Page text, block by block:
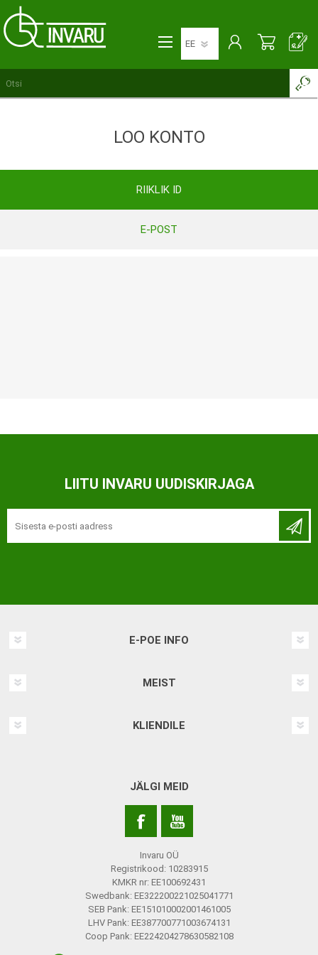
LOO KONTO
RIIKLIK ID
E-POST
LIITU INVARU UUDISKIRJAGA
E-POE INFO
MEIST
KLIENDILE
JÄLGI MEID
Invaru OÜ
Registrikood: 10283915
KMKR nr: EE100692431
Swedbank: EE322200221025041771
SEB Pank: EE151010002001461005
LHV Pank: EE387700771003674131
Coop Pank: EE224204278630582108